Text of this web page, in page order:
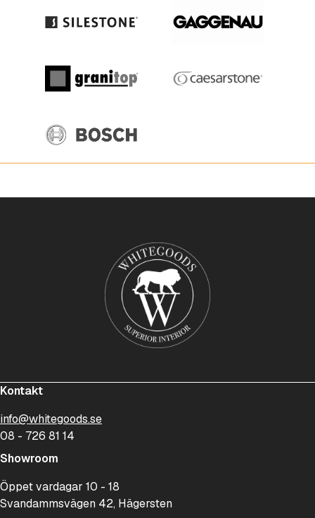
Kontakt
info@whitegoods.se
08 - 726 81 14
Showroom
Öppet vardagar 10 - 18
Svandammsvägen 42, Hägersten